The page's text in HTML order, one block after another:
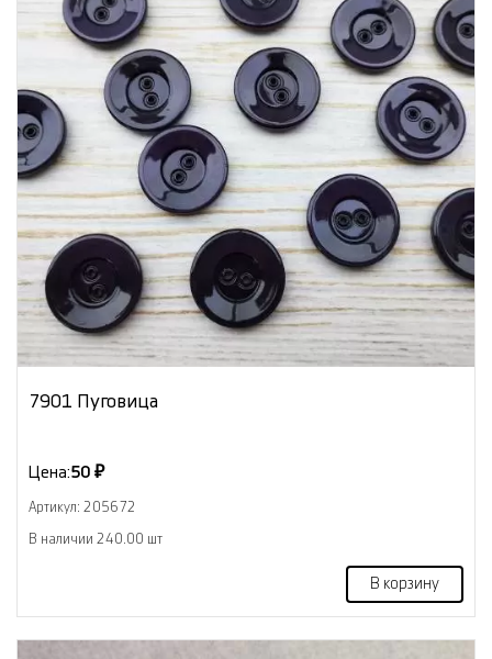
7901 Пуговица
Цена:50 ₽
Артикул: 205672
В наличии 240.00 шт
В корзину